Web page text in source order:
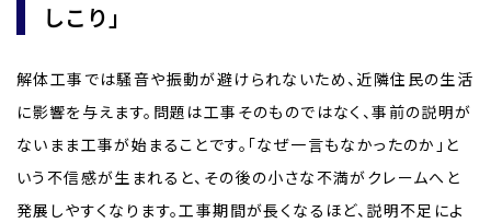
しこり」
解体工事では騒音や振動が避けられないため、近隣住民の生活
に影響を与えます。問題は工事そのものではなく、事前の説明が
ないまま工事が始まることです。「なぜ一言もなかったのか」と
いう不信感が生まれると、その後の小さな不満がクレームへと
発展しやすくなります。工事期間が長くなるほど、説明不足によ